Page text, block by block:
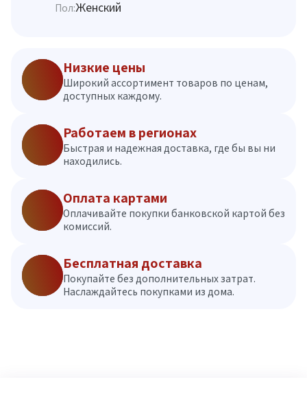
Пол:Женский
Низкие цены
Широкий ассортимент товаров по ценам,
доступных каждому.
Работаем в регионах
Быстрая и надежная доставка, где бы вы ни
находились.
Оплата картами
Оплачивайте покупки банковской картой без
комиссий.
Бесплатная доставка
Покупайте без дополнительных затрат.
Наслаждайтесь покупками из дома.